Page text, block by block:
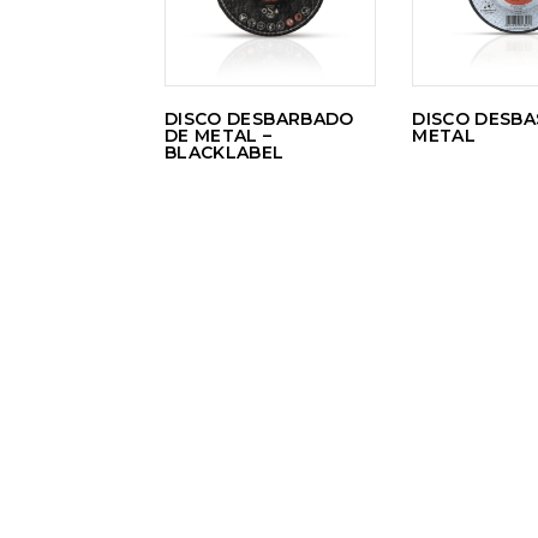
DISCO DESBARBADO
DE METAL –
BLACKLABEL
DISCO
METAL